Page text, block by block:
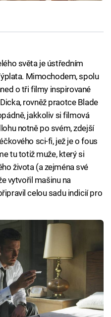
světa je ústředním
Mimochodem, spolu
o tři filmy inspirované
rovněž praotce Blade
jakkoliv si filmová
notně po svém, zdejší
sci-fi, jež je o fous
tu totiž muže, který si
života (a zejména své
vytvořil mašinu na
celou sadu indicií pro